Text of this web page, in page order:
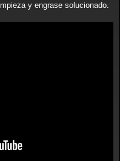
y engrase solucionado.